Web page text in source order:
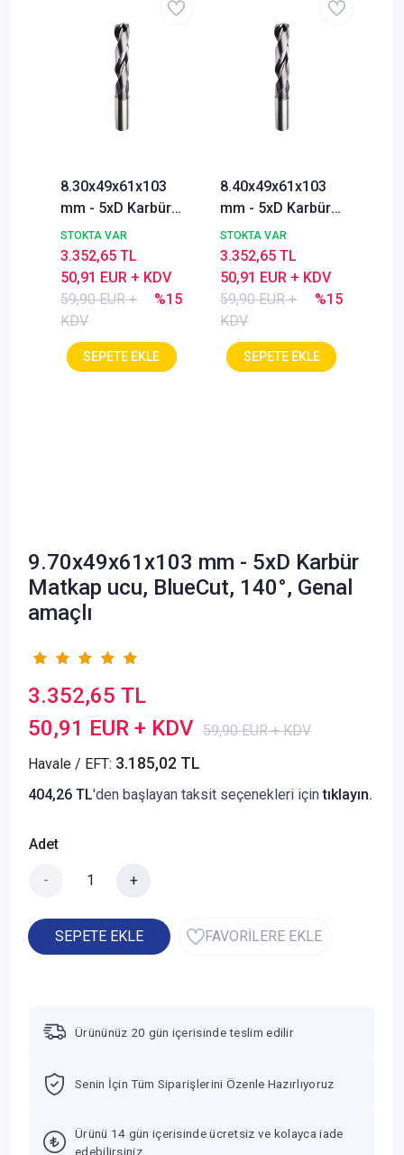
8.30x49x61x103
mm - 5xD Karbür
Matkap ucu,
BlueCut, 140°,
Genal amaçlı
STOKTA VAR
59,90 EUR +
KDV
%15
50,91 EUR + KDV
3.352,65 TL
8.40x49x61x103
mm - 5xD Karbür
Matkap ucu,
BlueCut, 140°,
Genal amaçlı
STOKTA VAR
59,90 EUR +
KDV
%15
50,91 EUR + KDV
3.352,65 TL
9.70x49x61x103 mm - 5xD Karbür
Matkap ucu, BlueCut, 140°, Genal
amaçlı
3.352,65 TL
50,91 EUR + KDV 59,90 EUR + KDV
Havale / EFT: 3.185,02 TL
404,26 TL'den başlayan taksit seçenekleri içintıklayın.
Adet
- +
SEPETE EKLE FAVORİLERE EKLE
Ürününüz 20 gün içerisinde teslim edilir
Senin İçin Tüm Siparişlerini Özenle Hazırlıyoruz
Ürünü 14 gün içerisinde ücretsiz ve kolayca iade
edebilirsiniz.